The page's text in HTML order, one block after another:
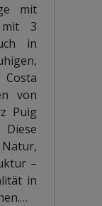
mit
mit 3
in
von
Puig
–
in
…